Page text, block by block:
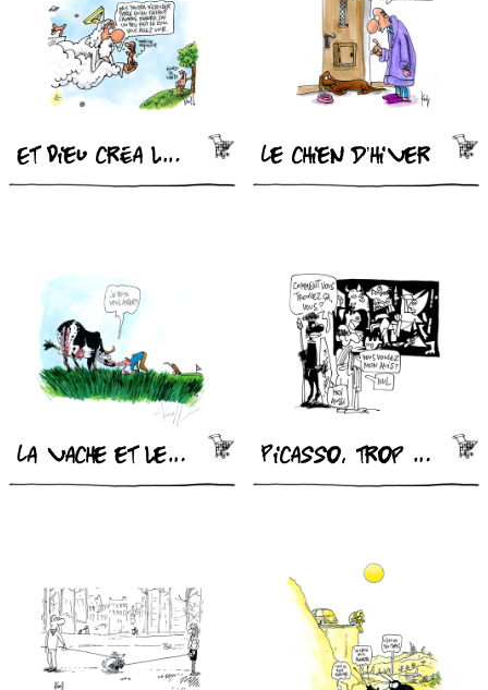
Et Dieu créa la femme Le chien d’hiver
La vache et le golfeur Picasso, trop moderne